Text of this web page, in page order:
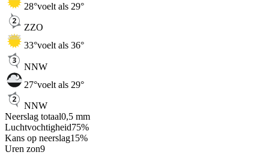
28°voelt als 29°
ZZO
33°voelt als 36°
NNW
27°voelt als 29°
NNW
Neerslag totaal0,5 mm
Luchtvochtigheid75%
Kans op neerslag15%
Uren zon9